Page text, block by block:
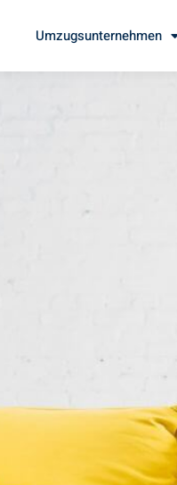
Umzugsunternehmen